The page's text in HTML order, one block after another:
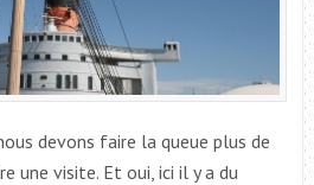
devons faire la queue plus de
une visite. Et oui, ici il y a du